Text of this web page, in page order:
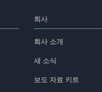
회사
회사 소개
새 소식
보도 자료 키트